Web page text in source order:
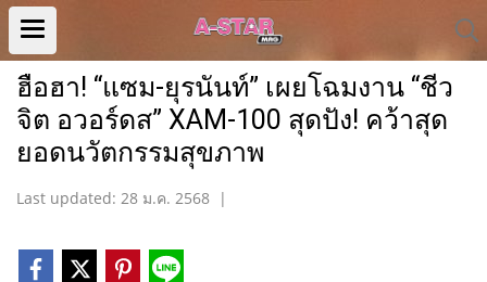
ฮือฮา! “แซม-ยุรนันท์” เผยโฉมงาน “ชีว
จิต อวอร์ดส” XAM-100 สุดปัง! คว้าสุด
ยอดนวัตกรรมสุขภาพ
Last updated: 28 ม.ค. 2568 |